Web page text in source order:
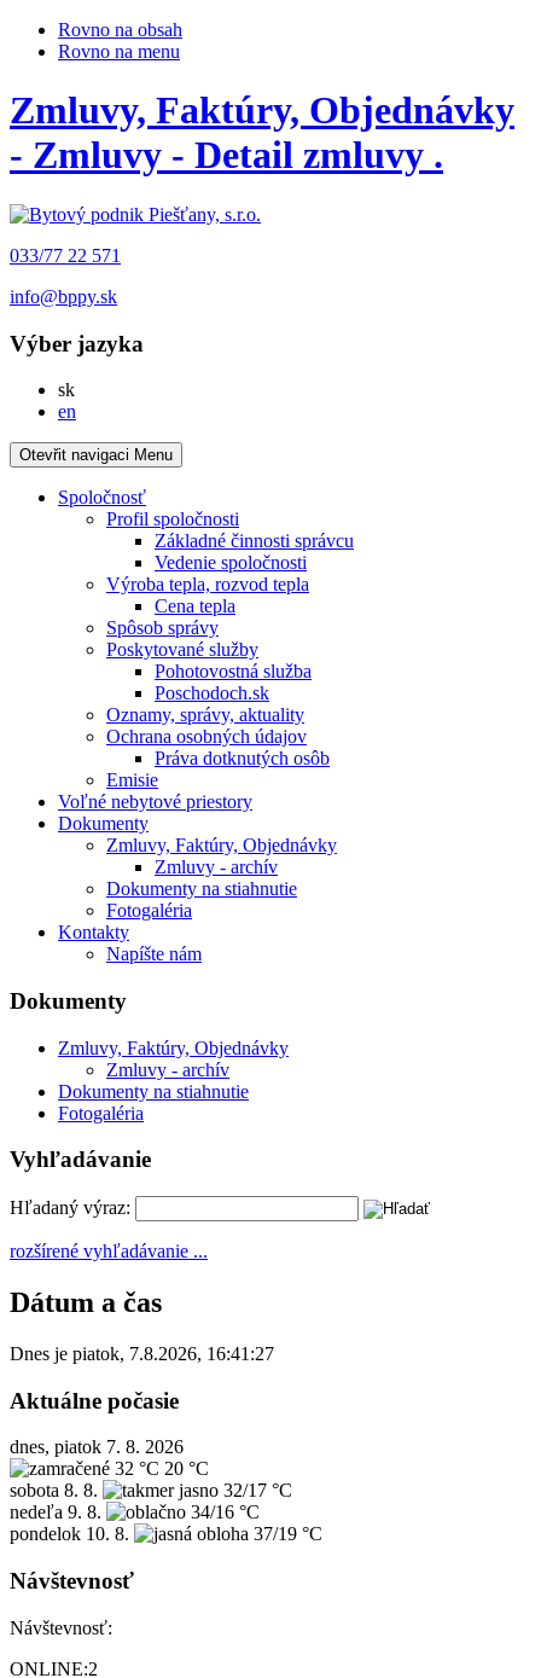
Rovno na obsah
Rovno na menu
Zmluvy, Faktúry, Objednávky
- Zmluvy - Detail zmluvy .
033/77 22 571
info@bppy.sk
Výber jazyka
skSlovensky
en
Otevřit navigaci Menu
Spoločnosť
Profil spoločnosti
Základné činnosti správcu
Vedenie spoločnosti
Výroba tepla, rozvod tepla
Cena tepla
Spôsob správy
Poskytované služby
Pohotovostná služba
Poschodoch.sk
Oznamy, správy, aktuality
Ochrana osobných údajov
Práva dotknutých osôb
Emisie
Voľné nebytové priestory
Dokumenty
Zmluvy, Faktúry, Objednávky
Zmluvy - archív
Dokumenty na stiahnutie
Fotogaléria
Kontakty
Napíšte nám
Dokumenty
Zmluvy, Faktúry, Objednávky
Zmluvy - archív
Dokumenty na stiahnutie
Fotogaléria
Vyhľadávanie
Hľadaný výraz:
rozšírené vyhľadávanie ...
Dátum a čas
Dnes je piatok, 7.8.2026, 16:41:27
Aktuálne počasie
dnes, piatok 7. 8. 2026
32 °C 20 °C
sobota 8. 8.
32/17 °C
nedeľa 9. 8.
34/16 °C
pondelok 10. 8. 37/19 °C
Návštevnosť
Návštevnosť:
ONLINE:2